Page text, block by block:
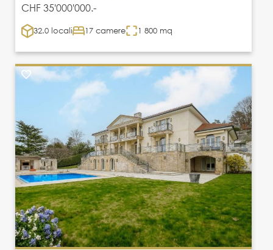
CHF 35'000'000.-
32.0 locali 17 camere 1 800 mq